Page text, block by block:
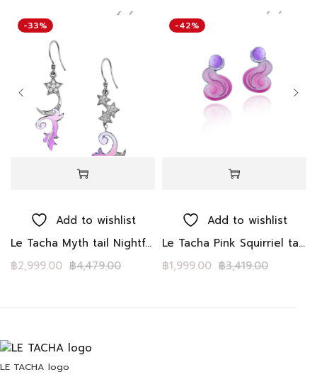
-33%
Add to wishlist
Le Tacha Myth tail Nightfall Earrings ต่างหู เลอทาชา หางต้องมนต์สัตว์ในตำนานพลอยแท้โทแพซสีขาวที่มีรูปดาวสีเงินและพระจันทร์เสี้ยวเรียงเป็นรูปทรงหางเคลือบสีชมพู ได้แรงบันดาลใจจากหางของสัตว์ในตำนานในป่าในคอลเลกชันดอกพีโอนี Mystery Peony Forest
฿4,479.00
฿2,999.00
-42%
Add to wishlist
Le Tacha Pink Squirriel tail with Crescent Moon earrings ต่างหู LE TACHA เงินแท้ Rhodium พระจันทร์เสี้ยวไวท์โทพาส เคลือบ อีนาเมลสีม่วง หางกระรอกอีนาเมลไล่เฉดสีชมพ
฿3,419.00
฿1,999.00
LE TACHA logo